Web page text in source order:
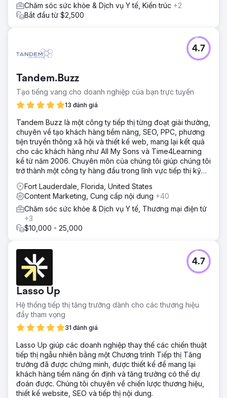
Chăm sóc sức khỏe & Dịch vụ Y tế, Kiến trúc +2
Bắt đầu từ $2,500
Tandem.Buzz
Tạo tiếng vang cho doanh nghiệp của bạn trực tuyến
13 đánh giá
4.7
Tandem Buzz là một công ty tiếp thị từng đoạt giải thưởng,
chuyên về tạo khách hàng tiềm năng, SEO, PPC, phương
tiện truyền thông xã hội và thiết kế web, mang lại kết quả
cho các khách hàng như All My Sons và Time4Learning
kể từ năm 2006. Chuyên môn của chúng tôi giúp chúng tôi
trở thành một công ty hàng đầu trong lĩnh vực tiếp thị kỹ
Fort Lauderdale, Florida, United States
Content Marketing, Cung cấp nội dung +40
Chăm sóc sức khỏe & Dịch vụ Y tế, Thương mại điện tử
+3
$10,000 - 25,000
Lasso Up
Hệ thống tiếp thị tăng trưởng dành cho các thương hiệu
đầy tham vọng
31 đánh giá
4.7
Lasso Up giúp các doanh nghiệp thay thế các chiến thuật
tiếp thị ngẫu nhiên bằng một Chương trình Tiếp thị Tăng
trưởng đã được chứng minh, được thiết kế để mang lại
khách hàng tiềm năng ổn định và tăng trưởng có thể dự
đoán được. Chúng tôi chuyên về chiến lược thương hiệu,
thiết kế website, SEO và tiếp thị nội dung.